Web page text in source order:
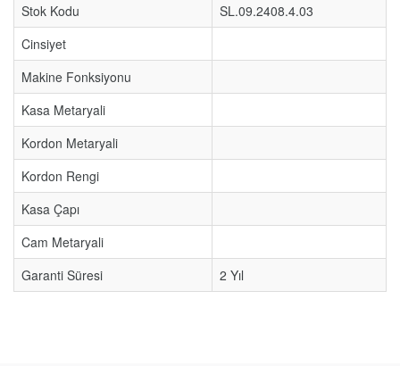
Stok Kodu
SL.09.2408.4.03
Cinsiyet
Makine Fonksiyonu
Kasa Metaryali
Kordon Metaryali
Kordon Rengi
Kasa Çapı
Cam Metaryali
Garanti Süresi
2 Yıl